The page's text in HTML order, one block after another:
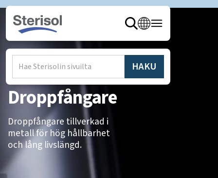
Droppfångare
Droppfångare tillverkad i
metall för hög hållbarhet
och lång livslängd.